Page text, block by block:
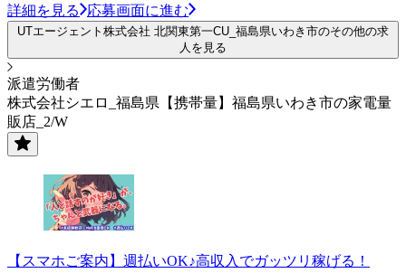
詳細を見る 応募画面に進む
UTエージェント株式会社 北関東第一CU_福島県いわき市のその他の求
人を見る
派遣労働者
株式会社シエロ_福島県【携帯量】福島県いわき市の家電量
販店_2/W
【スマホご案内】週払いOK♪高収入でガッツリ稼げる！